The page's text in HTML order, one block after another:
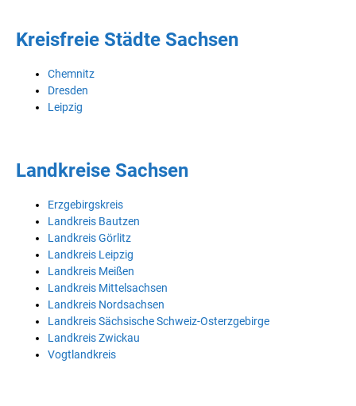
Kreisfreie Städte Sachsen
Chemnitz
Dresden
Leipzig
Landkreise Sachsen
Erzgebirgskreis
Landkreis Bautzen
Landkreis Görlitz
Landkreis Leipzig
Landkreis Meißen
Landkreis Mittelsachsen
Landkreis Nordsachsen
Landkreis Sächsische Schweiz-Osterzgebirge
Landkreis Zwickau
Vogtlandkreis